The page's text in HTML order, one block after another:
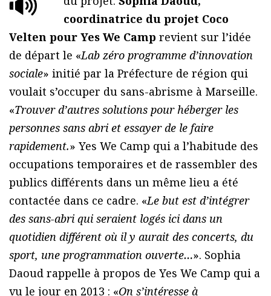
coordinatrice du projet Coco
Velten pour Yes We Camp revient sur l’idée
de départ le «Lab zéro programme d’innovation
sociale» initié par la Préfecture de région qui
voulait s’occuper du sans-abrisme à Marseille.
«Trouver d’autres solutions pour héberger les
personnes sans abri et essayer de le faire
rapidement.» Yes We Camp qui a l’habitude des
occupations temporaires et de rassembler des
publics différents dans un même lieu a été
contactée dans ce cadre. «Le but est d’intégrer
des sans-abri qui seraient logés ici dans un
quotidien différent où il y aurait des concerts, du
sport, une programmation ouverte…». Sophia
Daoud rappelle à propos de Yes We Camp qui a
vu le jour en 2013 : «On s’intéresse à